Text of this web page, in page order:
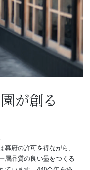
が創る
府の許可を得ながら、
層品質の良い墨をつくる